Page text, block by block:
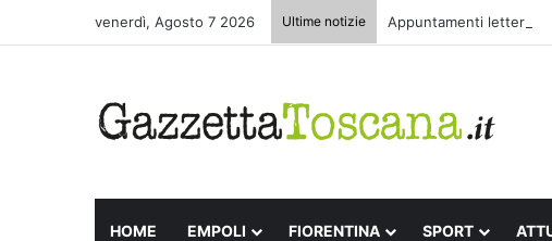
venerdì, Agosto 7 2026 Ultime notizie Appuntamenti letterari
HOME EMPOLI FIORENTINA SPORT